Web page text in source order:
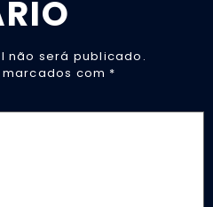
não será publicado.
com *